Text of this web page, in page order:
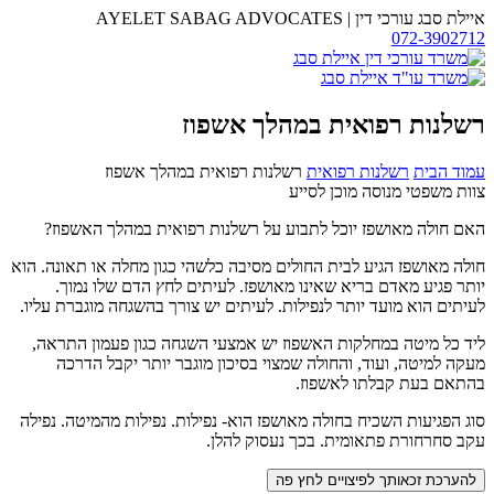
דלג
לתוכן
איילת סבג עורכי דין |
AYELET SABAG ADVOCATES
072-3902712
משרד
עו"ד
סבג
רשלנות רפואית במהלך אשפוז
עמוד הבית רשלנות רפואית רשלנות רפואית במהלך אשפוז
צוות משפטי מנוסה מוכן לסייע
האם חולה מאושפז יוכל לתבוע על רשלנות רפואית במהלך האשפוז?
חולה מאושפז הגיע לבית החולים מסיבה כלשהי כגון מחלה או תאונה. הוא
יותר פגיע מאדם בריא שאינו מאושפז. לעיתים לחץ הדם שלו נמוך.
לעיתים הוא מועד יותר לנפילות. לעיתים יש צורך בהשגחה מוגברת עליו.
ליד כל מיטה במחלקות האשפוז יש אמצעי השגחה כגון פעמון התראה,
מעקה למיטה, ועוד, והחולה שמצוי בסיכון מוגבר יותר יקבל הדרכה
בהתאם בעת קבלתו לאשפוז.
סוג הפגיעות השכיח בחולה מאושפז הוא- נפילות. נפילות מהמיטה. נפילה
עקב סחרחורת פתאומית. בכך נעסוק להלן.
להערכת זכאותך לפיצויים לחץ פה